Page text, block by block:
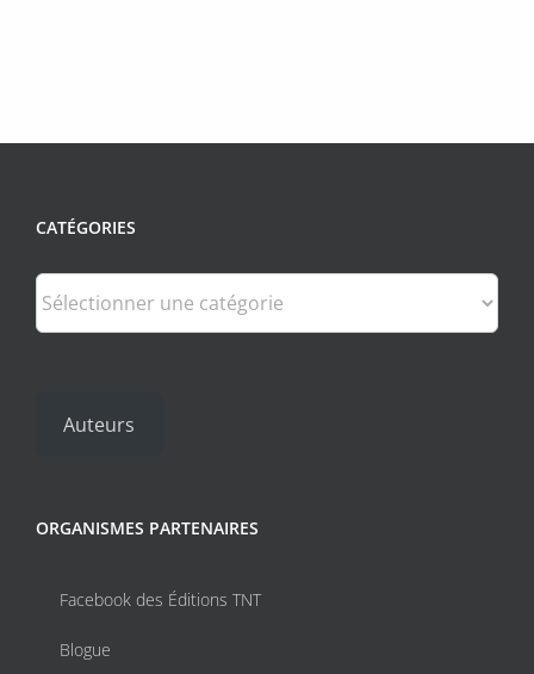
CATÉGORIES
Catégories
Auteurs
ORGANISMES PARTENAIRES
Facebook des Éditions TNT
Blogue